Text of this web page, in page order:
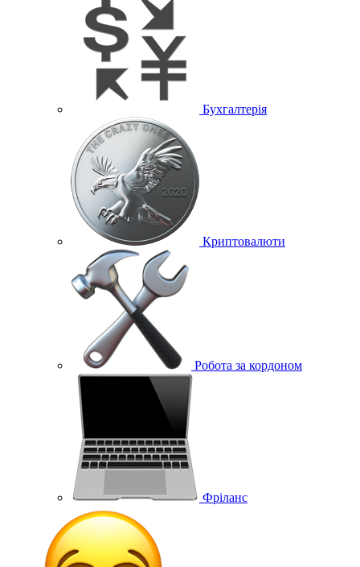
Бухгалтерія
Криптовалюти
Робота за кордоном
Фріланс